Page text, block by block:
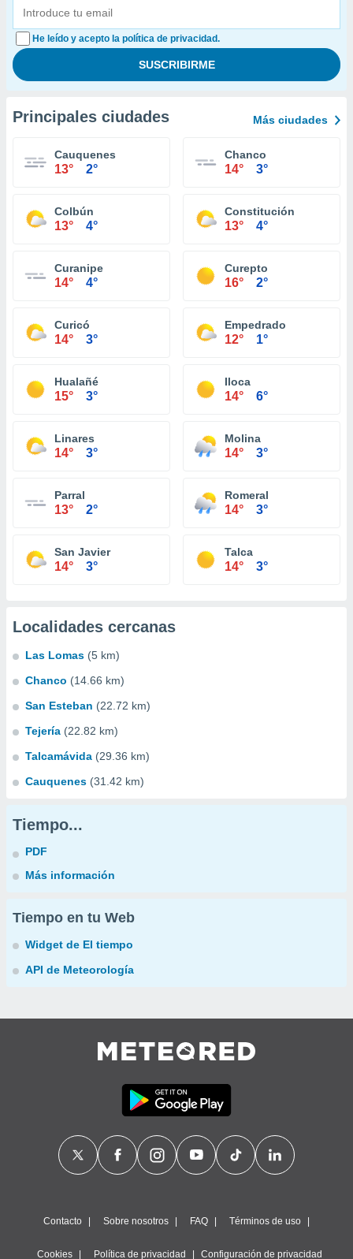
He leído y acepto la política de privacidad.
Principales ciudades Más ciudades
Cauquenes
13° 2°
Chanco
14° 3°
Colbún
13° 4°
Constitución
13° 4°
Curanipe
14° 4°
Curepto
16° 2°
Curicó
14° 3°
Empedrado
12° 1°
Hualañé
15° 3°
Iloca
14° 6°
Linares
14° 3°
Molina
14° 3°
Parral
13° 2°
Romeral
14° 3°
San Javier
14° 3°
Talca
14° 3°
Localidades cercanas
Las Lomas (5 km)
Chanco (14.66 km)
San Esteban (22.72 km)
Tejería (22.82 km)
Talcamávida (29.36 km)
Cauquenes (31.42 km)
Tiempo...
PDF
Más información
Tiempo en tu Web
Widget de El tiempo
API de Meteorología
Contacto Sobre nosotros FAQ Términos de uso
Cookies Política de privacidad Configuración de privacidad